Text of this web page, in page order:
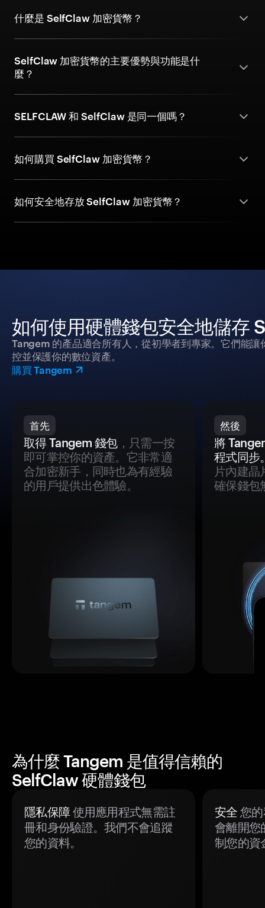
什麼是 SelfClaw 加密貨幣？
SelfClaw 加密貨幣的主要優勢與功能是什
麼？
SELFCLAW 和 SelfClaw 是同一個嗎？
如何購買 SelfClaw 加密貨幣？
如何安全地存放 SelfClaw 加密貨幣？
如何使用硬體錢包安全地儲存
Tangem 的產品適合所有人，從初學者到專家。它們能
控並保護你的數位資產。
購買 Tangem
首先
取得 Tangem 錢包，只需一按
即可掌控你的資產。它非常適
合加密新手，同時也為有經驗
的用戶提供出色體驗。
然後
將
程式同步
片內建晶
確保錢包
為什麼 Tangem 是值得信賴的
SelfClaw 硬體錢包
隱私保障使用應用程式無需註
冊和身份驗證。我們不會追蹤
您的資料。
安全 您
會離開您
制您的資